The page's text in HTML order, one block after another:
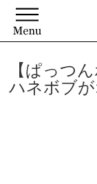
【ぱっつ
ハネボブ